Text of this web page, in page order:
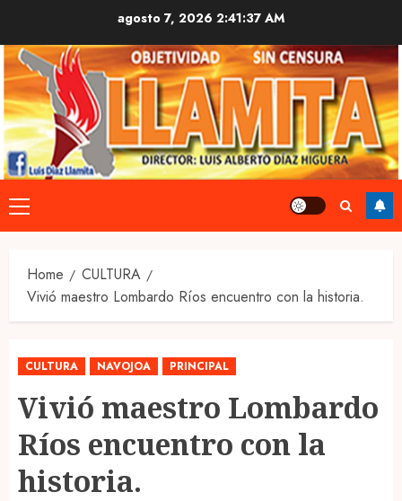
content
agosto 7, 2026 2:41:37 AM
Primary
Menu
Home
CULTURA
Vivió maestro Lombardo Ríos encuentro con la historia.
CULTURA NAVOJOA PRINCIPAL
Vivió maestro Lombardo
Ríos encuentro con la
historia.